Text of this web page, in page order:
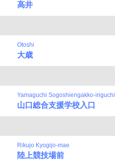
高井
Otoshi
大歳
Yamaguchi Sogoshiengakko-iriguchi
山口総合支援学校入口
Rikujo Kyogijo-mae
陸上競技場前